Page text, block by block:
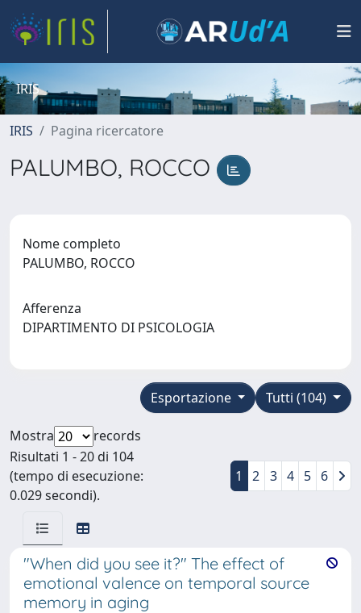
IRIS
IRIS Pagina ricercatore
PALUMBO, ROCCO
Nome completo
PALUMBO, ROCCO
Afferenza
DIPARTIMENTO DI PSICOLOGIA
Tutti (104)
Esportazione
Mostra
records
Risultati 1 - 20 di 104
(tempo di esecuzione:
0.029 secondi).
1 2 3 4 5 6
"When did you see it?" The effect of
emotional valence on temporal source
memory in aging